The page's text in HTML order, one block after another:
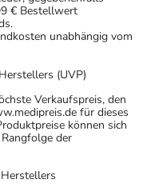
€ Bestellwert
unabhängig vom
(UVP)
Verkaufspreis, den
für dieses
können sich
der